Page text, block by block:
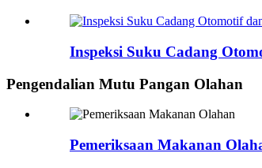
Inspeksi Suku Cadang
Pengendalian Mutu Pangan Olahan
Pemeriksaan Makanan